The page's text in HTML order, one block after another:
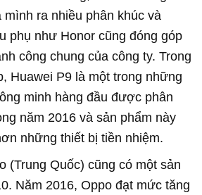
mình ra nhiều phân khúc và
phụ như Honor cũng đóng góp
công chung của công ty. Trong
Huawei P9 là một trong những
minh hàng đầu được phân
năm 2016 và sản phẩm này
những thiết bị tiền nhiệm.
(Trung Quốc) cũng có một sản
Năm 2016, Oppo đạt mức tăng